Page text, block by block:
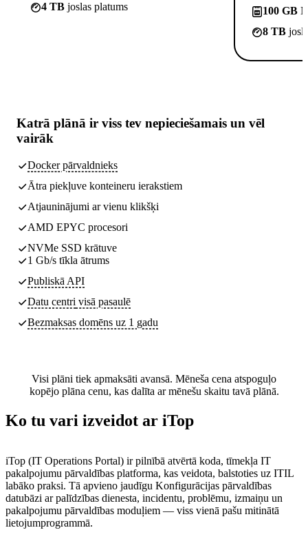
4 TB joslas platums
100 GB
8 TB
Katrā plānā ir viss tev nepieciešamais un vēl
vairāk
Docker pārvaldnieks
Ātra piekļuve konteineru ierakstiem
Atjauninājumi ar vienu klikšķi
AMD EPYC procesori
NVMe SSD krātuve
1 Gb/s tīkla ātrums
Publiskā API
Datu centri visā pasaulē
Bezmaksas domēns uz 1 gadu
Visi plāni tiek apmaksāti avansā. Mēneša cena atspoguļo
kopējo plāna cenu, kas dalīta ar mēnešu skaitu tavā plānā.
Ko tu vari izveidot ar iTop
iTop (IT Operations Portal) ir pilnībā atvērtā koda, tīmekļa IT
pakalpojumu pārvaldības platforma, kas veidota, balstoties uz ITIL
labāko praksi. Tā apvieno jaudīgu Konfigurācijas pārvaldības
datubāzi ar palīdzības dienesta, incidentu, problēmu, izmaiņu un
pakalpojumu pārvaldības moduļiem — viss vienā pašu mitinātā
lietojumprogrammā.